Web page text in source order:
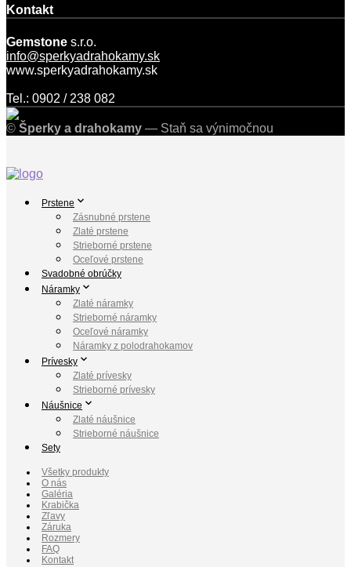
Kontakt
Gemstone s.r.o.
info@sperkyadrahokamy.sk
www.sperkyadrahokamy.sk
Tel.: 0902 / 238 082
© Šperky a drahokamy — Staň sa výnimočnou
Prstene
Zásnubné prstene
Zlaté prstene
Strieborné prstene
Oceľové prstene
Svadobné obrúčky
Náramky
Zlaté náramky
Strieborné náramky
Oceľové náramky
Náramky z polodrahokamov
Prívesky
Zlaté prívesky
Strieborné prívesky
Náušnice
Zlaté náušnice
Strieborné náušnice
Sety
Všetky produkty
O nás
Galéria
Krabička
Zľavy
Záruka
Rozmery
FAQ
Kontakt